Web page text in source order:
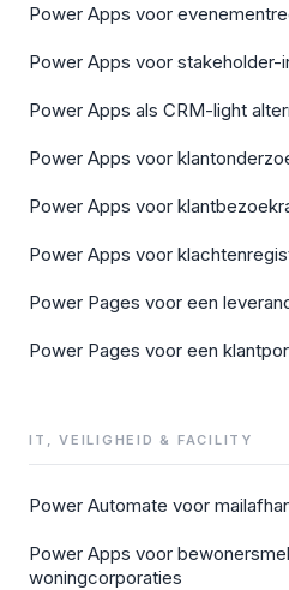
Power Apps voor
Power Apps voor stakeholder-
Power Apps als CRM-light
Power Apps voor
Power Apps voor
Power Apps voor
Power Pages voor een
Power Pages voor een
IT, VEILIGHEID & FACILITY
Power Automate voor
Power Apps voor
woningcorporaties